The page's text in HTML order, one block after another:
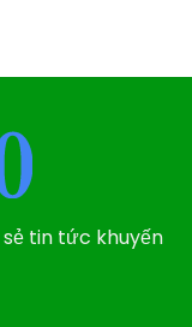
tin tức khuyến